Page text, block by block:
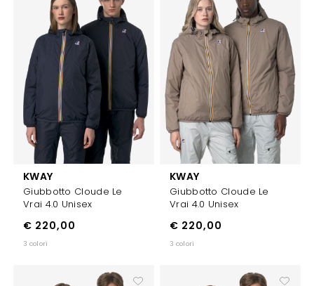
KWAY
Giubbotto Cloude Le
Vrai 4.0 Unisex
€ 220,00
3 colori
KWAY
Giubbotto Cloude Le
Vrai 4.0 Unisex
€ 220,00
3 colori